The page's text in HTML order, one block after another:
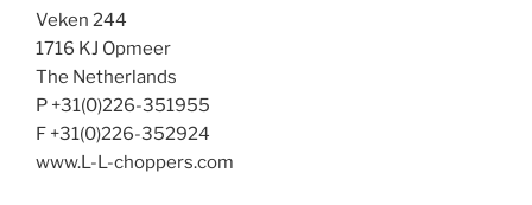
Veken 244
1716 KJ Opmeer
The Netherlands
P +31(0)226-351955
F +31(0)226-352924
www.L-L-choppers.com